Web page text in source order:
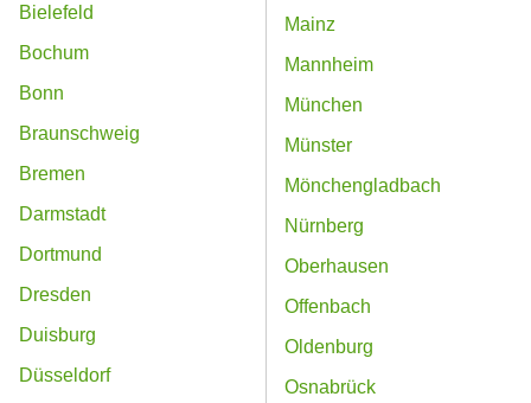
Bielefeld
Bochum
Bonn
Braunschweig
Bremen
Darmstadt
Dortmund
Dresden
Duisburg
Düsseldorf
Mainz
Mannheim
München
Münster
Mönchengladbach
Nürnberg
Oberhausen
Offenbach
Oldenburg
Osnabrück